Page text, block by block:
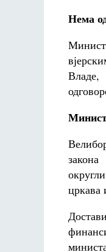
Нема
Владе,
цркава